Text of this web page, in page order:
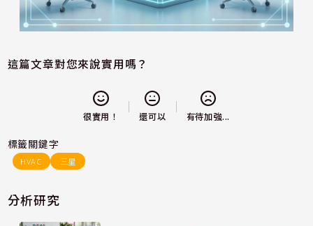
這篇文章對您來說實用嗎？
很實用！ 還可以 有待加強...
標籤關鍵字
HVAC 三星
分析研究